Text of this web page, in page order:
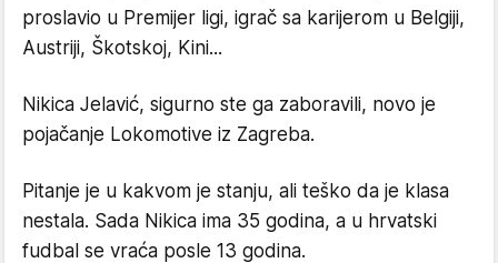
proslavio u Premijer ligi, igrač sa karijerom u Belgiji,
Austriji, Škotskoj, Kini...
Nikica Jelavić, sigurno ste ga zaboravili, novo je
pojačanje Lokomotive iz Zagreba.
Pitanje je u kakvom je stanju, ali teško da je klasa
nestala. Sada Nikica ima 35 godina, a u hrvatski
fudbal se vraća posle 13 godina.